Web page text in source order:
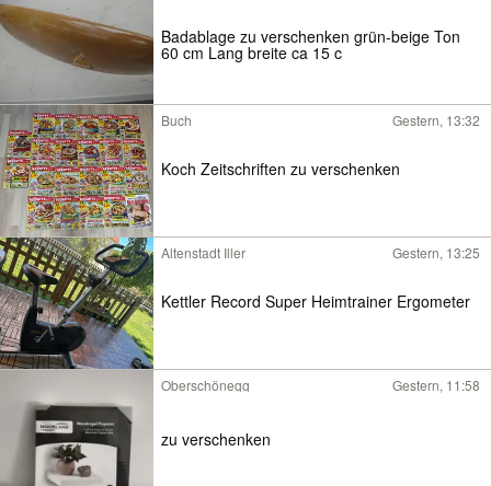
Badablage zu verschenken grün-beige Ton
60 cm Lang breite ca 15 c
Buch Gestern, 13:32
Koch Zeitschriften zu verschenken
Altenstadt Iller Gestern, 13:25
Kettler Record Super Heimtrainer Ergometer
Oberschönegg Gestern, 11:58
zu verschenken